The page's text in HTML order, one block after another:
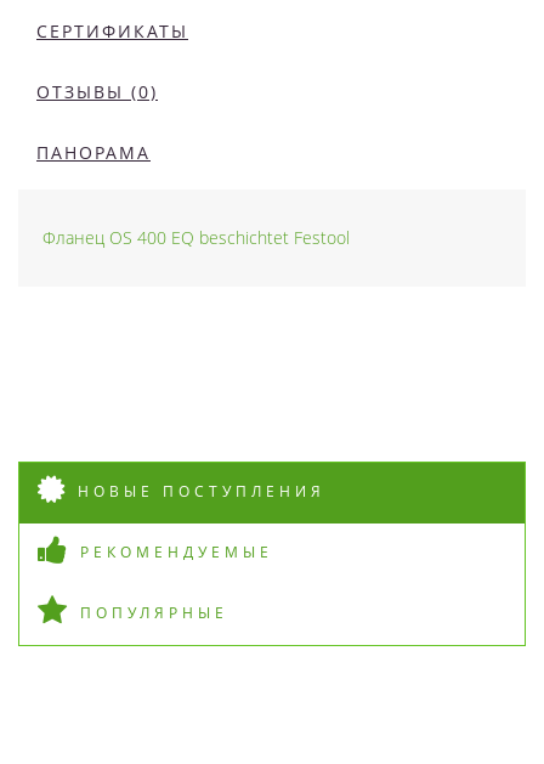
СЕРТИФИКАТЫ
ОТЗЫВЫ (0)
ПАНОРАМА
Фланец OS 400 EQ beschichtet Festool
НОВЫЕ ПОСТУПЛЕНИЯ
РЕКОМЕНДУЕМЫЕ
ПОПУЛЯРНЫЕ